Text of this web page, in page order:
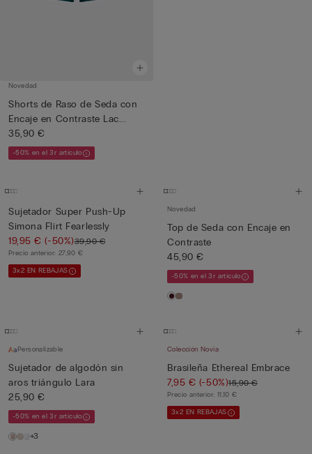
Novedad
Shorts de Raso de Seda con
Encaje en Contraste Lac...
35,90 €
-50% en el 3r artículo
Sujetador Super Push-Up
Simona Flirt Fearlessly
19,95 €(-50%)39,90 €
Precio anterior: 27,90 €
3x2 EN REBAJAS
Novedad
Top de Seda con Encaje en
Contraste
45,90 €
-50% en el 3r artículo
Personalizable
Sujetador de algodón sin
aros triángulo Lara
25,90 €
-50% en el 3r artículo
+3
Colección Novia
Brasileña Ethereal Embrace
7,95 € (-50%)15,90 €
Precio anterior: 11,10 €
3x2 EN REBAJAS